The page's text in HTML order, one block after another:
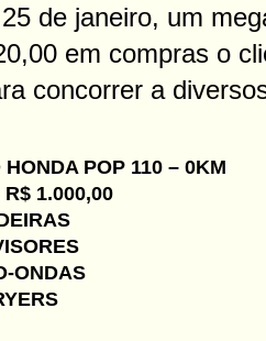
de janeiro, um
em compras o
concorrer a
HONDA POP 110 – 0KM
1.000,00
ONDAS